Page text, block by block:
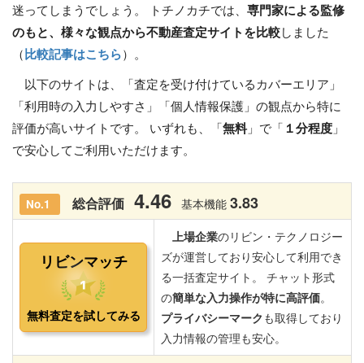
迷ってしまうでしょう。 トチノカチでは、 専門家による監修
のもと、様々な観点から不動産査定サイトを比較 しました
（ 比較記事はこちら ）。
以下のサイトは、「査定を受け付けているカバーエリア」
「利用時の入力しやすさ」「個人情報保護」の観点から特に
評価が高いサイトです。 いずれも、「 無料」で「 １分程度 」
で安心してご利用いただけます。